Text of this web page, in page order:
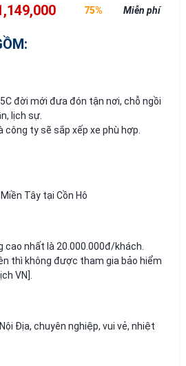
75% Miễn phí
đời mới đưa đón tận nơi, chỗ ngồi
lịch sự.
ty sẽ sắp xếp xe phù hợp.
Tây tại Cồn Hô
nhất là 20.000.000đ/khách.
thì không được tham gia bảo hiểm
VN].
Địa, chuyên nghiệp, vui vẻ, nhiệt